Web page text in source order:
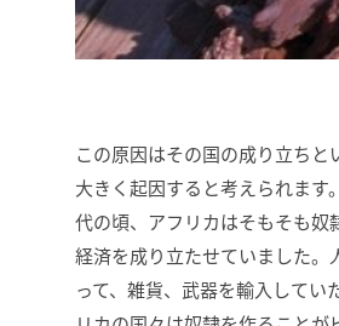
この原因はその国の成り立ちと
大きく起因すると考えられます
代の頃、アフリカはそもそも奴
経済を成り立たせていました。
って、雑貨、武器を輸入してい